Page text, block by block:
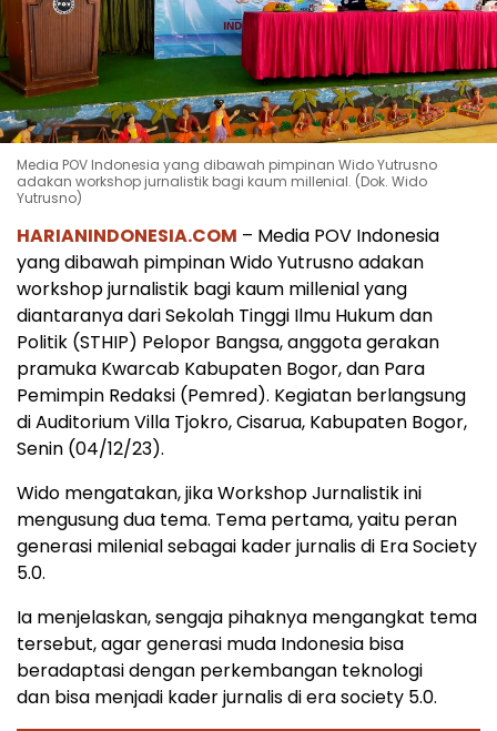
Media POV Indonesia yang dibawah pimpinan Wido Yutrusno
adakan workshop jurnalistik bagi kaum millenial. (Dok. Wido
Yutrusno)
HARIANINDONESIA.COM – Media POV Indonesia
yang dibawah pimpinan Wido Yutrusno adakan
workshop jurnalistik bagi kaum millenial yang
diantaranya dari Sekolah Tinggi Ilmu Hukum dan
Politik (STHIP) Pelopor Bangsa, anggota gerakan
pramuka Kwarcab Kabupaten Bogor, dan Para
Pemimpin Redaksi (Pemred). Kegiatan berlangsung
di Auditorium Villa Tjokro, Cisarua, Kabupaten Bogor,
Senin (04/12/23).
Wido mengatakan, jika Workshop Jurnalistik ini
mengusung dua tema. Tema pertama, yaitu peran
generasi milenial sebagai kader jurnalis di Era Society
5.0.
Ia menjelaskan, sengaja pihaknya mengangkat tema
tersebut, agar generasi muda Indonesia bisa
beradaptasi dengan perkembangan teknologi
dan bisa menjadi kader jurnalis di era society 5.0.